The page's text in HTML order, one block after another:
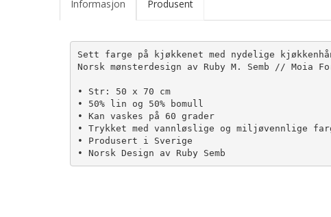
Informasjon Produsent
Sett farge på kjøkkenet med nydelige
Norsk mønsterdesign av Ruby M. Semb // Moia
• Str: 50 x 70 cm
• 50% lin og 50% bomull
• Kan vaskes på 60 grader
• Trykket med vannløslige og miljøvennlige
• Produsert i Sverige
• Norsk Design av Ruby Semb